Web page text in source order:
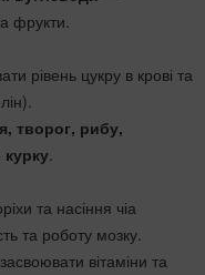
фрукти.
рівень цукру в крові та
творог, рибу,
.
та насіння чіа
та роботу мозку.
вітаміни та